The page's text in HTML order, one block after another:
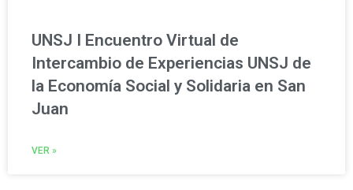
UNSJ I Encuentro Virtual de
Intercambio de Experiencias UNSJ de
la Economía Social y Solidaria en San
Juan
VER »